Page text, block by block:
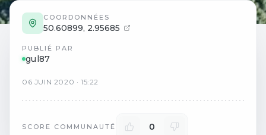
COORDONNÉES
50.60899, 2.95685
PUBLIÉ PAR
gul87
06 JUIN 2020 ·15:22
SCORE COMMUNAUTÉ 0